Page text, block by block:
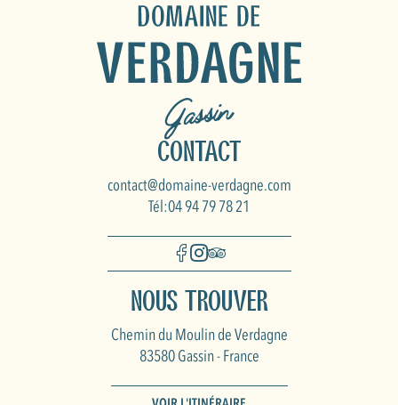
Contact
contact@domaine-verdagne.com
Tél:04 94 79 78 21
Nous trouver
Chemin du Moulin de Verdagne
83580 Gassin - France